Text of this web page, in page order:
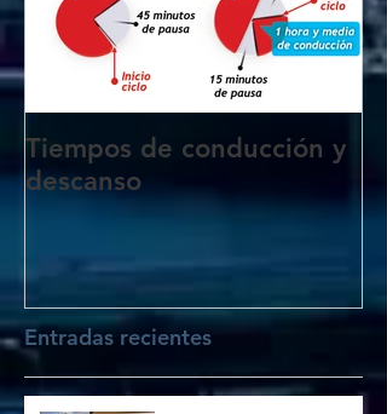
Tiempos de conducción y
descanso
Entradas recientes